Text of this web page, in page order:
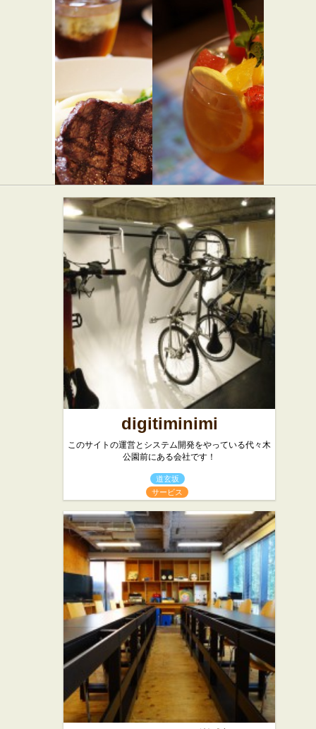
牛かつ も
仙台や ★☆☆
中華
beacon
★★☆
西洋料理
ロクシタ
ンカフェ
渋谷店 テ
ラス・
ド・プロ
ヴァンス
カフェ・喫茶店
digitiminimi
このサイトの運営とシステム開発をやっている代々木
公園前にある会社です！
道玄坂
サービス